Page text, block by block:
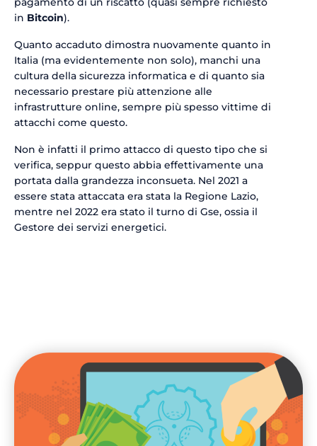
in Bitcoin).
Quanto accaduto dimostra nuovamente quanto in
Italia (ma evidentemente non solo), manchi una
cultura della sicurezza informatica e di quanto sia
necessario prestare più attenzione alle
infrastrutture online, sempre più spesso vittime di
attacchi come questo.
Non è infatti il primo attacco di questo tipo che si
verifica, seppur questo abbia effettivamente una
portata dalla grandezza inconsueta. Nel 2021 a
essere stata attaccata era stata la Regione Lazio,
mentre nel 2022 era stato il turno di Gse, ossia il
Gestore dei servizi energetici.